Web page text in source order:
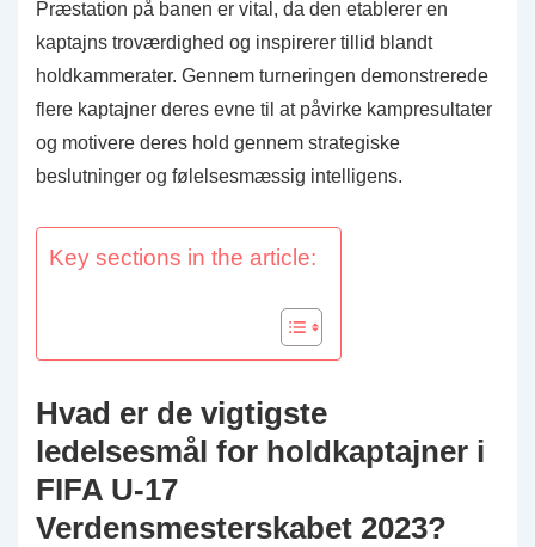
Præstation på banen er vital, da den etablerer en
kaptajns troværdighed og inspirerer tillid blandt
holdkammerater. Gennem turneringen demonstrerede
flere kaptajner deres evne til at påvirke kampresultater
og motivere deres hold gennem strategiske
beslutninger og følelsesmæssig intelligens.
Key sections in the article:
Hvad er de vigtigste
ledelsesmål for holdkaptajner i
FIFA U-17
Verdensmesterskabet 2023?